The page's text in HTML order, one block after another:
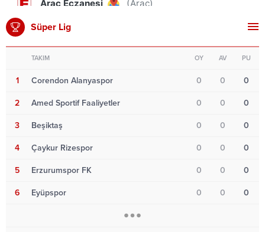
Süper Lig
TAKIM OY AV PU
1 Corendon Alanyaspor 0 0 0
2 Amed Sportif Faaliyetler 0 0 0
3 Beşiktaş 0 0 0
4 Çaykur Rizespor 0 0 0
5 Erzurumspor FK 0 0 0
6 Eyüpspor 0 0 0